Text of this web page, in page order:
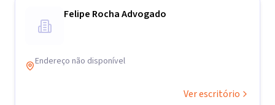
Felipe Rocha Advogado
Endereço não disponível
Ver escritório